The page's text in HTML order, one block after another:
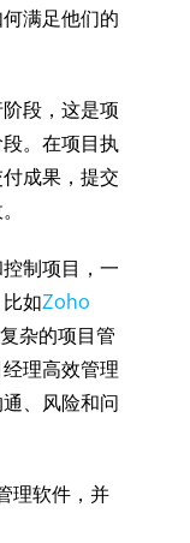
满足他们的
段，这是项
。在项目执
成果，提交
制项目，一
如Zoho
杂的项目管
理高效管理
、风险和问
理软件，并